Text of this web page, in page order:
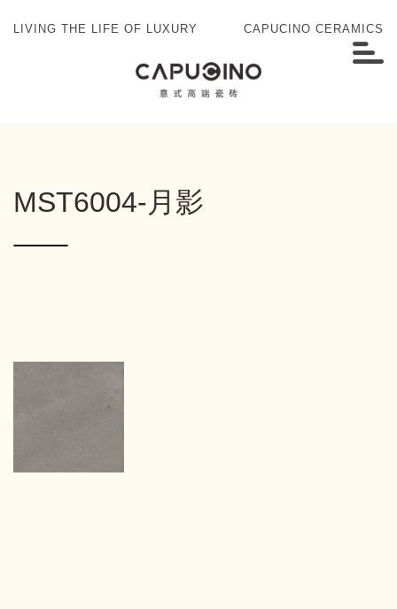
LIVING THE LIFE OF LUXURY CAPUCINO CERAMICS
MST6004-月影